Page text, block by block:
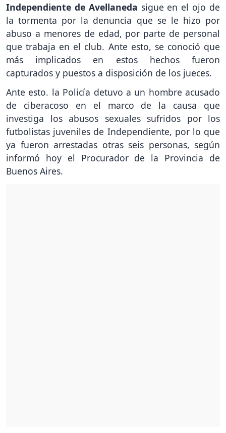
Independiente de Avellaneda sigue en el ojo de
la tormenta por la denuncia que se le hizo por
abuso a menores de edad, por parte de personal
que trabaja en el club. Ante esto, se conoció que
más implicados en estos hechos fueron
capturados y puestos a disposición de los jueces.
Ante esto. la Policía detuvo a un hombre acusado
de ciberacoso en el marco de la causa que
investiga los abusos sexuales sufridos por los
futbolistas juveniles de Independiente, por lo que
ya fueron arrestadas otras seis personas, según
informó hoy el Procurador de la Provincia de
Buenos Aires.